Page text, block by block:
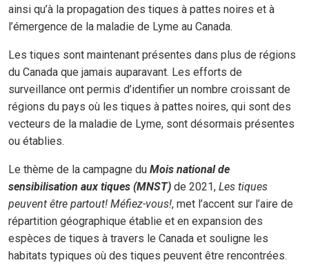
ainsi qu’à la propagation des tiques à pattes noires et à
l’émergence de la maladie de Lyme au Canada.
Les tiques sont maintenant présentes dans plus de régions
du Canada que jamais auparavant. Les efforts de
surveillance ont permis d’identifier un nombre croissant de
régions du pays où les tiques à pattes noires, qui sont des
vecteurs de la maladie de Lyme, sont désormais présentes
ou établies.
Le thème de la campagne du Mois national de
sensibilisation aux tiques (MNST) de 2021, Les tiques
peuvent être partout! Méfiez-vous!, met l’accent sur l’aire de
répartition géographique établie et en expansion des
espèces de tiques à travers le Canada et souligne les
habitats typiques où des tiques peuvent être rencontrées.